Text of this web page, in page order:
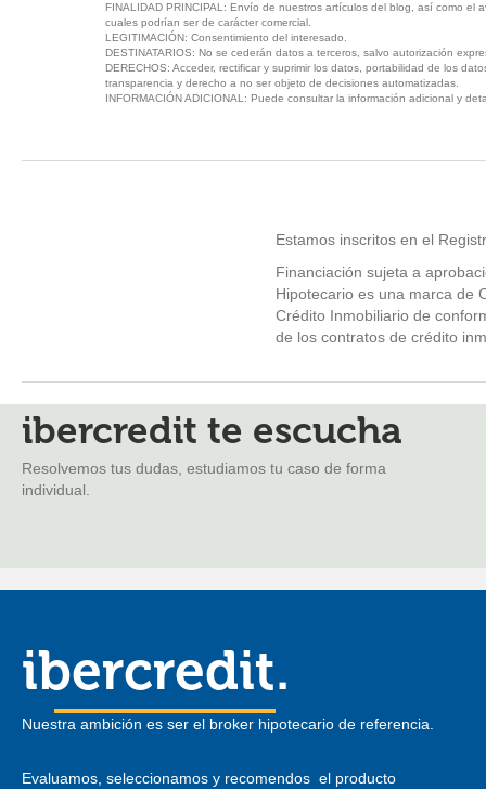
FINALIDAD PRINCIPAL: Envío de nuestros artículos del blog, así como el
cuales podrían ser de carácter comercial.
LEGITIMACIÓN: Consentimiento del interesado.
DESTINATARIOS: No se cederán datos a terceros, salvo autorización
DERECHOS: Acceder, rectificar y suprimir los datos, portabilidad de los
transparencia y derecho a no ser objeto de decisiones automatizadas.
INFORMACIÓN ADICIONAL: Puede consultar la información adicional y
Estamos inscritos en el
Financiación sujeta a
Hipotecario es una marca de
Crédito Inmobiliario de
de los contratos de crédito
ibercredit te escucha
Resolvemos tus dudas, estudiamos tu caso de forma
individual.
ibercredit.
Nuestra ambición es ser el broker hipotecario de referencia.
Evaluamos, seleccionamos y recomendos el producto